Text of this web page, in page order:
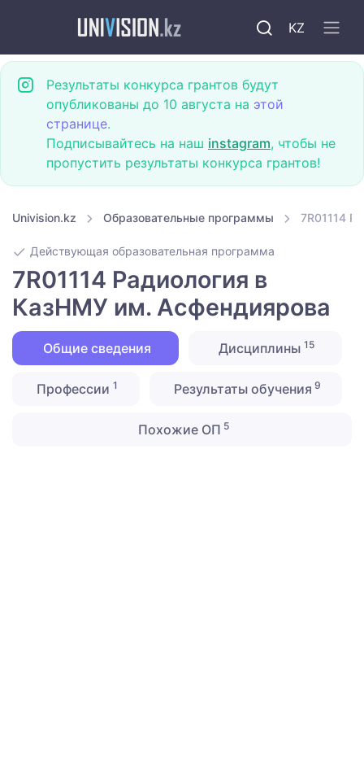
KZ
Результаты конкурса грантов будут
опубликованы до 10 августа на этой
странице.
Подписывайтесь на наш instagram, чтобы не
пропустить результаты конкурса грантов!
Univision.kz Образовательные программы 7R01114
Действующая образовательная программа
7R01114 Радиология в
КазНМУ им. Асфендиярова
Общие сведения Дисциплины15
Профессии1 Результаты обучения 9
Похожие ОП 5